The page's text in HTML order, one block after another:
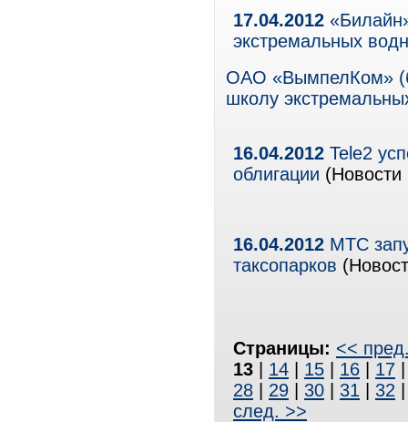
17.04.2012
экстремальных
ОАО «ВымпелКом»
школу
16.04.2012 Tele2
облигации (Новости
16.04.2012 МТС
таксопарков
Страницы: <<
13
14 15 16 17
28
29 30 31 32
след. >>